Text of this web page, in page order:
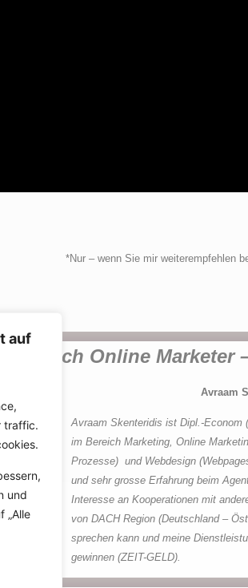
auf
traffic.
und
„Alle
*Nur – wenn Sie mir weiterempfehlen
Bezüglich Online Marketer
Avraam
Avraam Skenteridis ist Dipl.-
im Bereich Marketing, Online
Prozesse) und Webdesign
und sehr grosse Erfahrung beim
Interesse an Kooperationen mit
von DACH Region (Deutschland –
sprechen kann und meine
gewinnen (ZEIT-GELD).